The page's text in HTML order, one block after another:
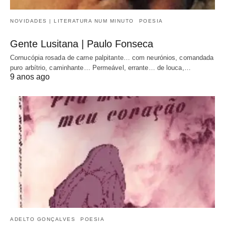
NOVIDADES | LITERATURA NUM MINUTO POESIA
Gente Lusitana | Paulo Fonseca
Cornucópia rosada de carne palpitante… com neurónios, comandada
puro arbítrio, caminhante… Permeável, errante… de louca,…
9 anos ago
ADELTO GONÇALVES POESIA